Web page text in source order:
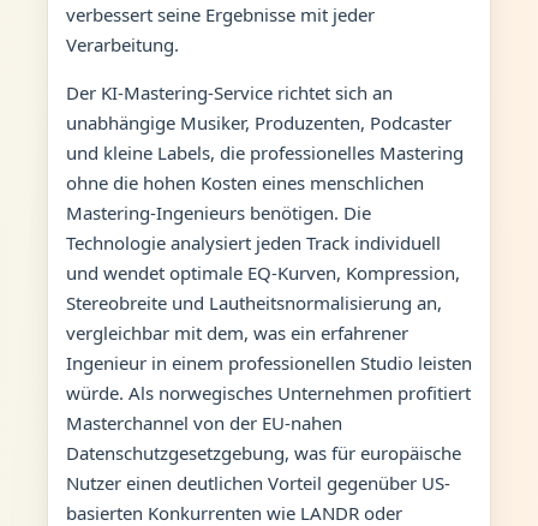
verbessert seine Ergebnisse mit jeder
Verarbeitung.
Der KI-Mastering-Service richtet sich an
unabhängige Musiker, Produzenten, Podcaster
und kleine Labels, die professionelles Mastering
ohne die hohen Kosten eines menschlichen
Mastering-Ingenieurs benötigen. Die
Technologie analysiert jeden Track individuell
und wendet optimale EQ-Kurven, Kompression,
Stereobreite und Lautheitsnormalisierung an,
vergleichbar mit dem, was ein erfahrener
Ingenieur in einem professionellen Studio leisten
würde. Als norwegisches Unternehmen profitiert
Masterchannel von der EU-nahen
Datenschutzgesetzgebung, was für europäische
Nutzer einen deutlichen Vorteil gegenüber US-
basierten Konkurrenten wie LANDR oder